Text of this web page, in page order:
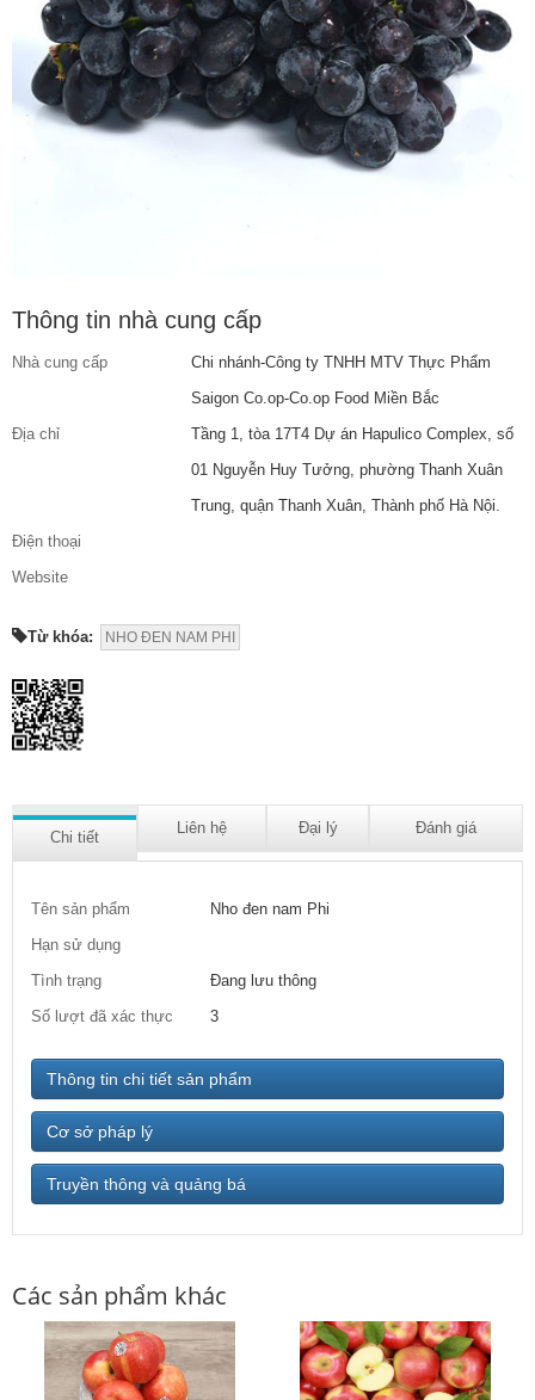
Thông tin nhà cung cấp
Nhà cung cấp
Chi nhánh-Công ty TNHH MTV Thực Phẩm
Saigon Co.op-Co.op Food Miền Bắc
Địa chỉ
Tầng 1, tòa 17T4 Dự án Hapulico Complex, số
01 Nguyễn Huy Tưởng, phường Thanh Xuân
Trung, quận Thanh Xuân, Thành phố Hà Nội.
Điện thoại
Website
Từ khóa: NHO ĐEN NAM PHI
Chi tiết
Liên hệ Đại lý Đánh giá
Tên sản phẩm
Nho đen nam Phi
Hạn sử dụng
Tình trạng
Đang lưu thông
Số lượt đã xác thực
3
Thông tin chi tiết sản phẩm
Cơ sở pháp lý
Truyền thông và quảng bá
Các sản phẩm khác